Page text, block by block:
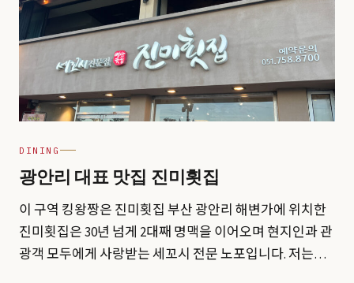
DINING
광안리 대표 맛집 진미횟집
이 구역 킹왕짱은 진미횟집 부산 광안리 해변가에 위치한
진미횟집은 30년 넘게 2대째 명맥을 이어오며 현지인과 관
광객 모두에게 사랑받는 세꼬시 전문 노포입니다. 저는…